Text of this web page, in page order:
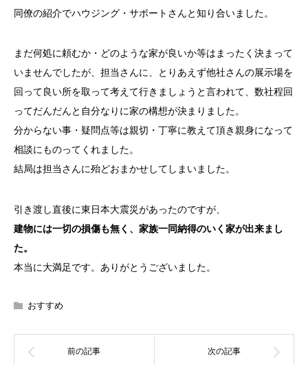
同僚の紹介でハウジング・サポートさんと知り合いました。
まだ何処に頼むか・どのような家が良いか等はまったく決まって
いませんでしたが、担当さんに、とりあえず他社さんの展示場を
回って良い所を取って考えて行きましょうと言われて、数社程回
ってだんだんと自分なりに家の構想が決まりました。
分からない事・疑問点等は親切・丁寧に教えて頂き親身になって
相談にものってくれました。
結局は担当さんに殆どおまかせしてしまいました。
引き渡し直後に東日本大震災があったのですが、
建物には一切の損傷も無く、家族一同納得のいく家が出来まし
た。
本当に大満足です。ありがとうございました。
おすすめ